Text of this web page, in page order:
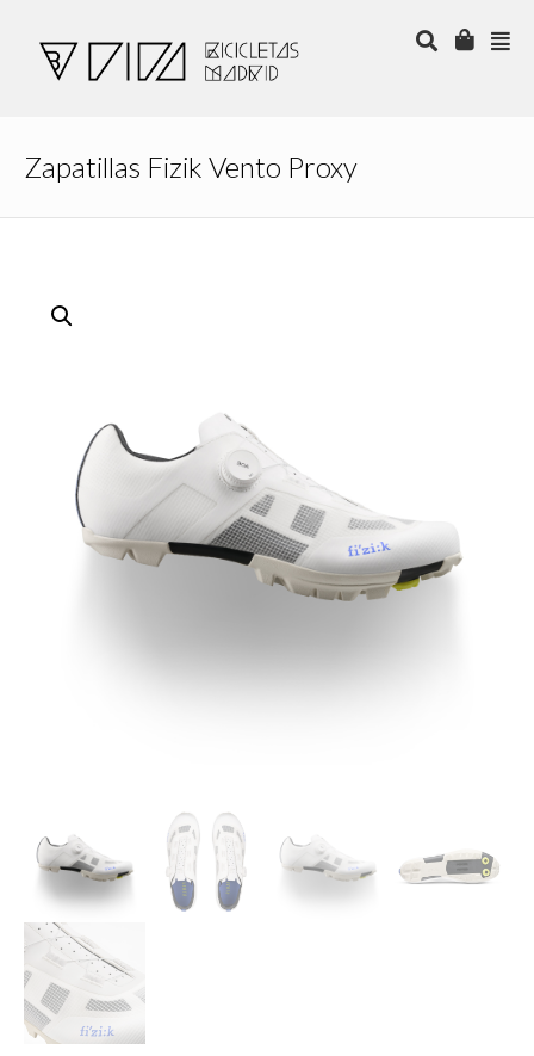
Zapatillas Fizik Vento Proxy